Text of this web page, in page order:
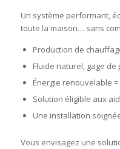
Un système performant,
toute la maison… sans
Production de
Fluide naturel, gage
Énergie renouvelable
Solution éligible aux
Une installation
Vous envisagez une